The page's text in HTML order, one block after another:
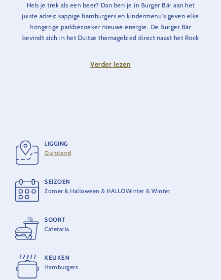
Heb je trek als een beer? Dan ben je in Burger Bär aan het
juiste adres: sappige hamburgers en kindermenu's geven elke
hongerige parkbezoeker nieuwe energie. De Burger Bär
bevindt zich in het Duitse themagebied direct naast het Rock
de perfecte plek om een hapje te eten voor je naar huis gaat.
Verder lezen
LIGGING
Duitsland
SEIZOEN
Zomer & Halloween & HALLOWinter & Winter
SOORT
Cafetaria
KEUKEN
Hamburgers